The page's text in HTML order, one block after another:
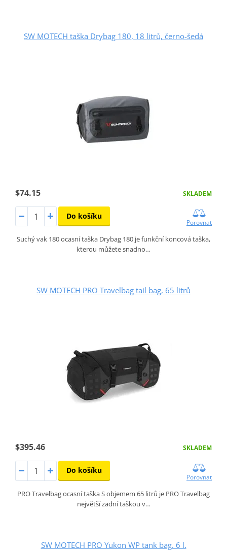
SW MOTECH taška Drybag 180, 18 litrů, černo-šedá
$74.15 SKLADEM
Do košíku
Porovnat
Suchý vak 180 ocasní taška Drybag 180 je funkční koncová taška,
kterou můžete snadno…
SW MOTECH PRO Travelbag tail bag, 65 litrů
$395.46 SKLADEM
Do košíku
Porovnat
PRO Travelbag ocasní taška S objemem 65 litrů je PRO Travelbag
největší zadní taškou v…
SW MOTECH PRO Yukon WP tank bag. 6 l.